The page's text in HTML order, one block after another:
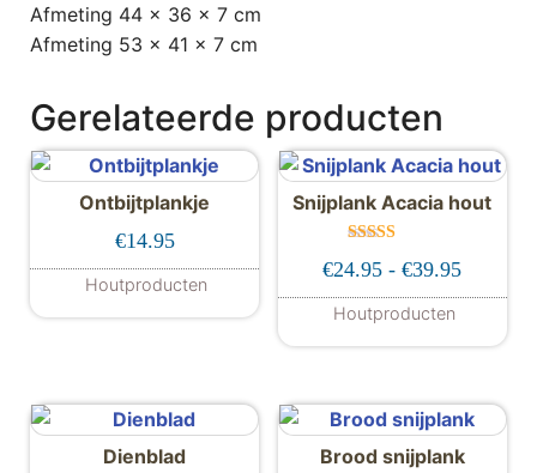
Afmeting 44 x 36 x 7 cm
Afmeting 53 x 41 x 7 cm
Gerelateerde producten
Ontbijtplankje
€14.95
Houtproducten
Snijplank Acacia hout
d
uit 5
€24.95 - €39.95
Houtproducten
Dit product
Dienblad
Brood snijplank